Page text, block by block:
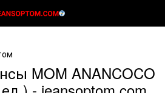
MOM ANANCOCO